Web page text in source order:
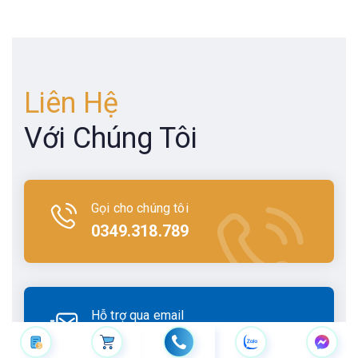
Liên Hệ
Với Chúng Tôi
Gọi cho chúng tôi
0349.318.789
Hỗ trợ qua email
vtgroup.mkt@gmail.com